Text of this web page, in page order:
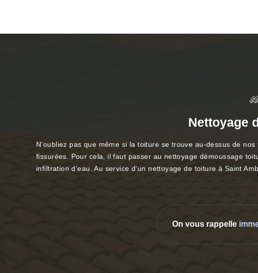
Nettoyage
N’oubliez pas que même si la toiture se trouve au-dessus de
fissurées. Pour cela, il faut passer au nettoyage démoussage
infiltration d’eau. Au service d’un nettoyage de toiture à Saint
On vous rappelle